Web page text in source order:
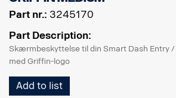
Part nr.: 3245170
Part Description:
Skærmbeskyttelse til din Smart Dash Entry
med Griffin-logo
Add to list